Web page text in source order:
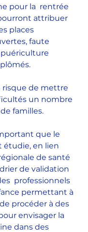
pour la  rentrée
attribuer
places
faute
de mettre
un nombre
familles.
que le
étudie, en lien
de santé
de validation
professionnels
permettant à
procéder à des
envisager la
dans des